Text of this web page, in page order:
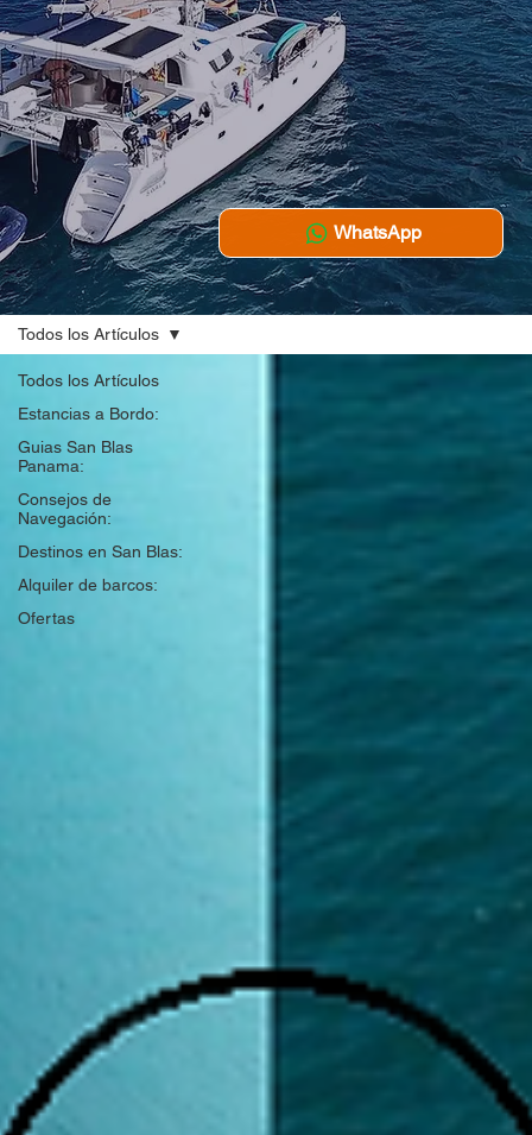
WhatsApp
Todos los Artículos
Estancias a Bordo:
Guias San Blas
Panama:
Consejos de
Navegación:
Destinos en San Blas:
Alquiler de barcos:
Ofertas
Todos los Artículos